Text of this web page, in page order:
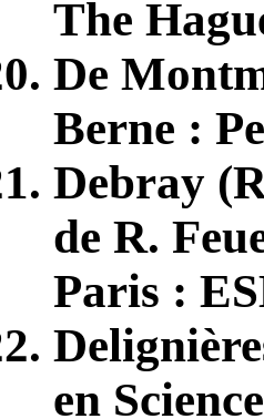
The
De
Berne :
Debray
de R.
Paris :
en